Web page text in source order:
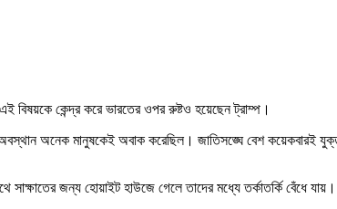
বিষয়কে কেন্দ্র করে ভারতের ওপর রুষ্টও হয়েছেন ট্রাম্প।
অবস্থান অনেক মানুষকেই অবাক করেছিল। জাতিসঙ্ঘে বেশ কয়েকবারই
সাক্ষাতের জন্য হোয়াইট হাউজে গেলে তাদের মধ্যে তর্কাতর্কি বেঁধে যায়।